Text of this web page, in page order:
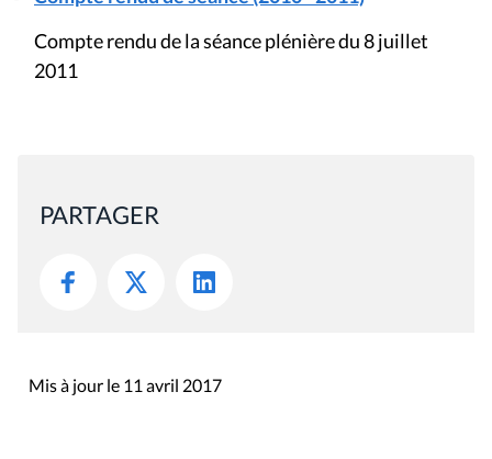
Compte rendu de la séance plénière du 8 juillet
2011
PARTAGER
Mis à jour le 11 avril 2017